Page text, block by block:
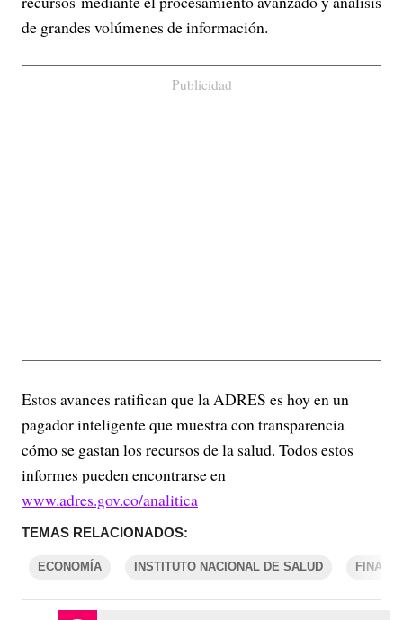
de grandes volúmenes de información.
Publicidad
Estos avances ratifican que la ADRES es hoy en un
pagador inteligente que muestra con transparencia
cómo se gastan los recursos de la salud. Todos estos
informes pueden encontrarse en
www.adres.gov.co/analitica
TEMAS RELACIONADOS:
ECONOMÍA INSTITUTO NACIONAL DE SALUD